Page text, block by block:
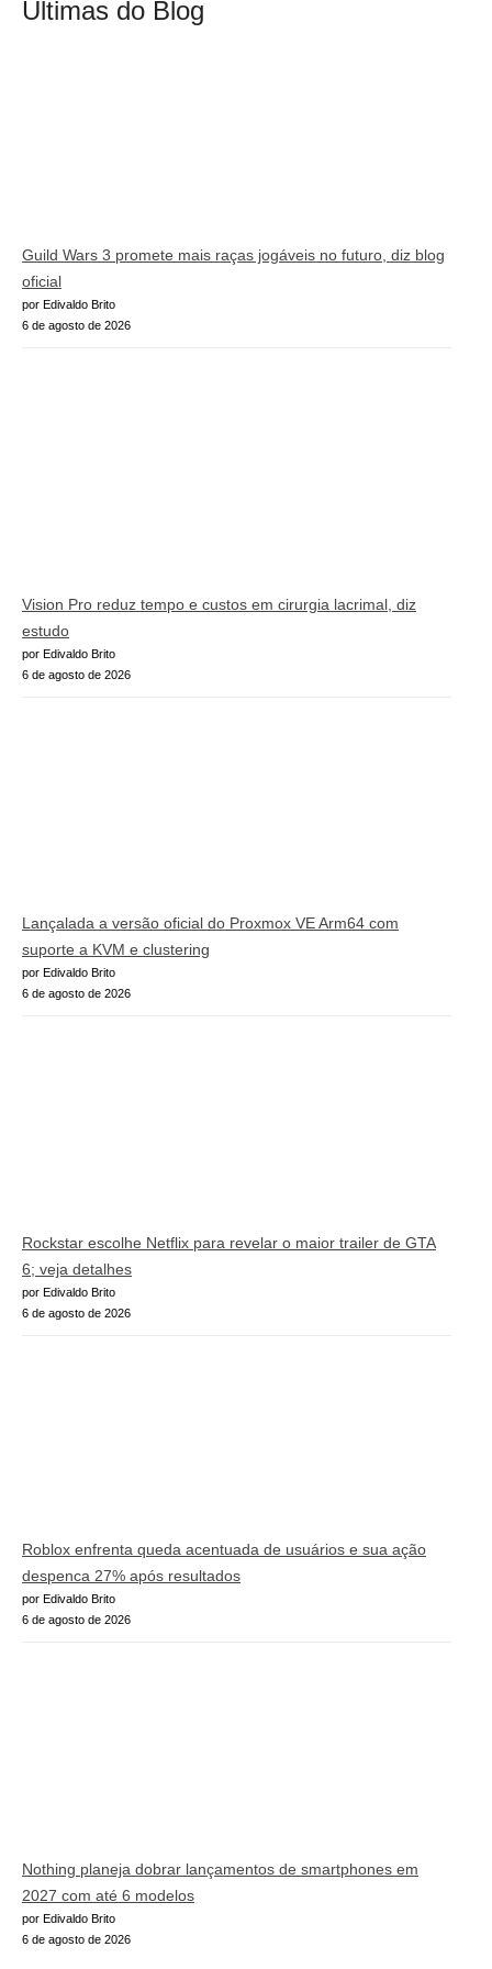
Últimas do Blog
Guild Wars 3 promete mais raças jogáveis no futuro, diz blog
oficial
por Edivaldo Brito
6 de agosto de 2026
Vision Pro reduz tempo e custos em cirurgia lacrimal, diz
estudo
por Edivaldo Brito
6 de agosto de 2026
Lançalada a versão oficial do Proxmox VE Arm64 com
suporte a KVM e clustering
por Edivaldo Brito
6 de agosto de 2026
Rockstar escolhe Netflix para revelar o maior trailer de GTA
6; veja detalhes
por Edivaldo Brito
6 de agosto de 2026
Roblox enfrenta queda acentuada de usuários e sua ação
despenca 27% após resultados
por Edivaldo Brito
6 de agosto de 2026
Nothing planeja dobrar lançamentos de smartphones em
2027 com até 6 modelos
por Edivaldo Brito
6 de agosto de 2026